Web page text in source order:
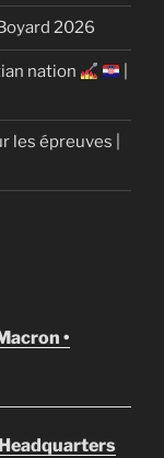
2026
nation
les épreuves |
•